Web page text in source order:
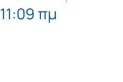
11:09 πμ